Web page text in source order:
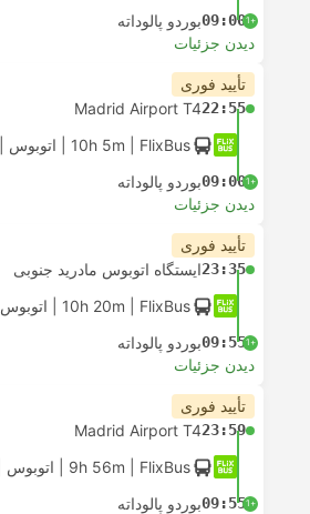
+1
09:00بوردو پالوداته
دیدن جزئیات
تأیید فوری
22:55
Madrid Airport T4
10h 5m | FlixBus اتوبوس
+1
09:00بوردو پالوداته
دیدن جزئیات
تأیید فوری
23:35ایستگاه اتوبوس مادرید جنوبی
10h 20m | FlixBus اتوبوس
+1
09:55بوردو پالوداته
دیدن جزئیات
تأیید فوری
23:59
Madrid Airport T4
9h 56m | FlixBus اتوبوس
+1
09:55بوردو پالوداته